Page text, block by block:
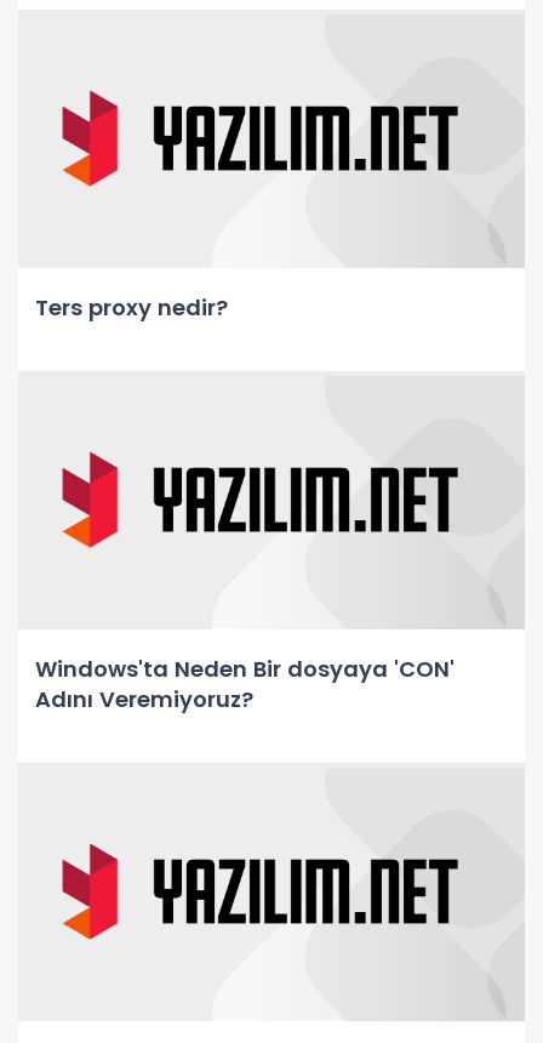
Ters proxy nedir?
Windows'ta Neden Bir dosyaya 'CON'
Adını Veremiyoruz?